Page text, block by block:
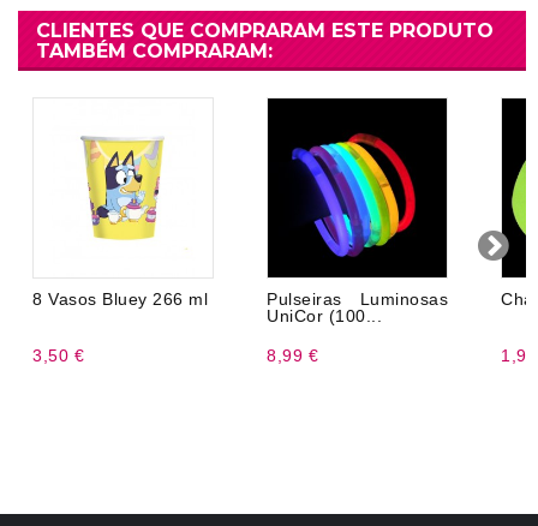
CLIENTES QUE COMPRARAM ESTE PRODUTO
TAMBÉM COMPRARAM:
8 Vasos Bluey 266 ml
3,50 €
Pulseiras Luminosas
UniCor (100...
8,99 €